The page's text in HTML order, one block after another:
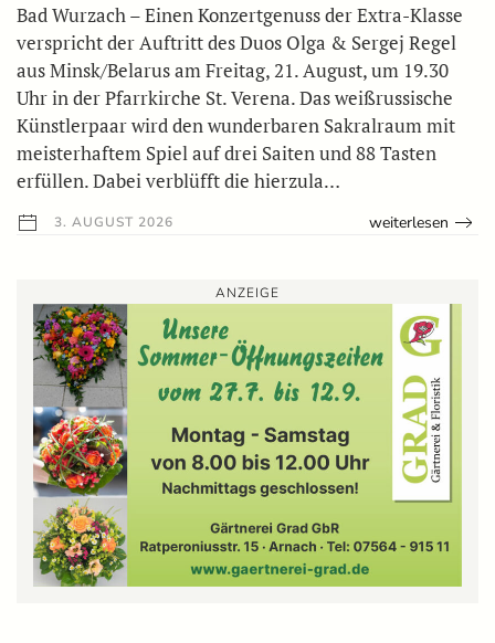
Bad Wurzach – Einen Konzertgenuss der Extra-Klasse
verspricht der Auftritt des Duos Olga & Sergej Regel
aus Minsk/Belarus am Freitag, 21. August, um 19.30
Uhr in der Pfarrkirche St. Verena. Das weißrussische
Künstlerpaar wird den wunderbaren Sakralraum mit
meisterhaftem Spiel auf drei Saiten und 88 Tasten
erfüllen. Dabei verblüfft die hierzula…
3. AUGUST 2026 weiterlesen
ANZEIGE